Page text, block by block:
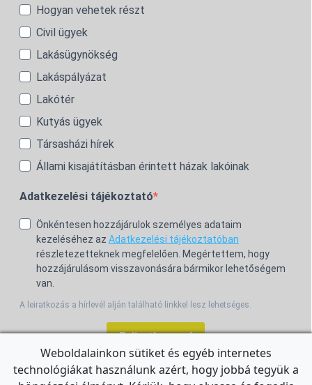
Hogyan vehetek részt
Civil ügyek
Lakásügynökség
Lakáspályázat
Lakótér
Kutyás ügyek
Társasházi hírek
Állami kisajátításban érintett házak lakóinak
Adatkezelési tájékoztató
Önkéntesen hozzájárulok személyes adataim
kezeléséhez az Adatkezelési tájékoztatóban
részletezetteknek megfelelően. Megértettem, hogy
hozzájárulásom visszavonására bármikor lehetőségem
van.
A leiratkozás a hírlevél alján található linkkel lesz lehetséges.
Feliratkozom!
Weboldalainkon sütiket és egyéb internetes
technológiákat használunk azért, hogy jobbá tegyük a